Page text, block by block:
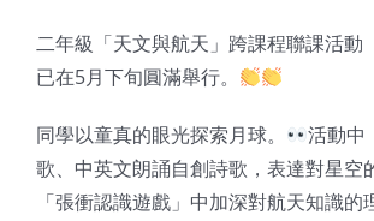
二年級「天文與航天」跨課程聯課活動
已在5月下旬圓滿舉行。
同學以童真的眼光探索月球。
活動中
歌、中英文朗誦自創詩歌，表達對星空
「張衝認識遊戲」中加深對航天知識的